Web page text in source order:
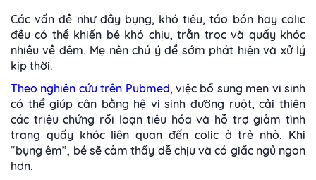
Các vấn đề như đầy bụng, khó tiêu, táo bón hay colic
đều có thể khiến bé khó chịu, trằn trọc và quấy khóc
nhiều về đêm. Mẹ nên chú ý để sớm phát hiện và xử lý
kịp thời.
Theo nghiên cứu trên Pubmed, việc bổ sung men vi sinh
có thể giúp cân bằng hệ vi sinh đường ruột, cải thiện
các triệu chứng rối loạn tiêu hóa và hỗ trợ giảm tình
trạng quấy khóc liên quan đến colic ở trẻ nhỏ. Khi
“bụng êm”, bé sẽ cảm thấy dễ chịu và có giấc ngủ ngon
hơn.